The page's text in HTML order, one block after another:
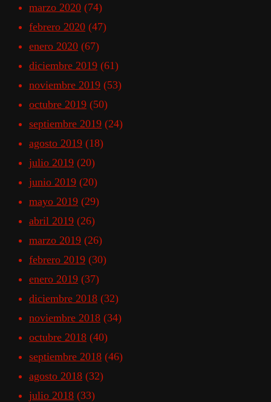
marzo 2020 (74)
febrero 2020 (47)
enero 2020 (67)
diciembre 2019 (61)
noviembre 2019 (53)
octubre 2019 (50)
septiembre 2019 (24)
agosto 2019 (18)
julio 2019 (20)
junio 2019 (20)
mayo 2019 (29)
abril 2019 (26)
marzo 2019 (26)
febrero 2019 (30)
enero 2019 (37)
diciembre 2018 (32)
noviembre 2018 (34)
octubre 2018 (40)
septiembre 2018 (46)
agosto 2018 (32)
julio 2018 (33)